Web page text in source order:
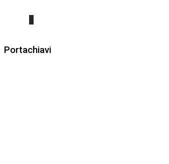
Portachiavi